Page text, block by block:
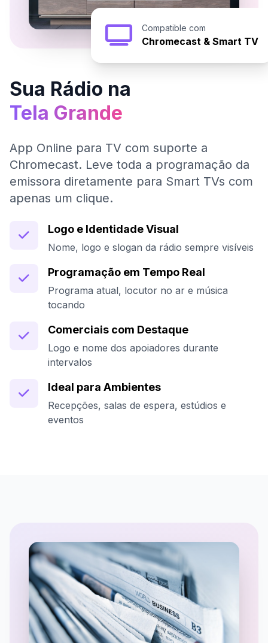
Compatible com
Chromecast & Smart TV
Sua Rádio na
Tela Grande
App Online para TV com suporte a
Chromecast. Leve toda a programação da
emissora diretamente para Smart TVs com
apenas um clique.
Logo e Identidade Visual
Nome, logo e slogan da rádio sempre visíveis
Programação em Tempo Real
Programa atual, locutor no ar e música
tocando
Comerciais com Destaque
Logo e nome dos apoiadores durante
intervalos
Ideal para Ambientes
Recepções, salas de espera, estúdios e
eventos